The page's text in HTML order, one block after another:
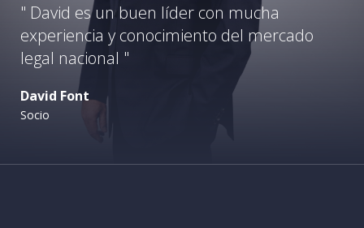
" David es un buen líder con mucha
experiencia y conocimiento del mercado
legal nacional "
David Font
Socio